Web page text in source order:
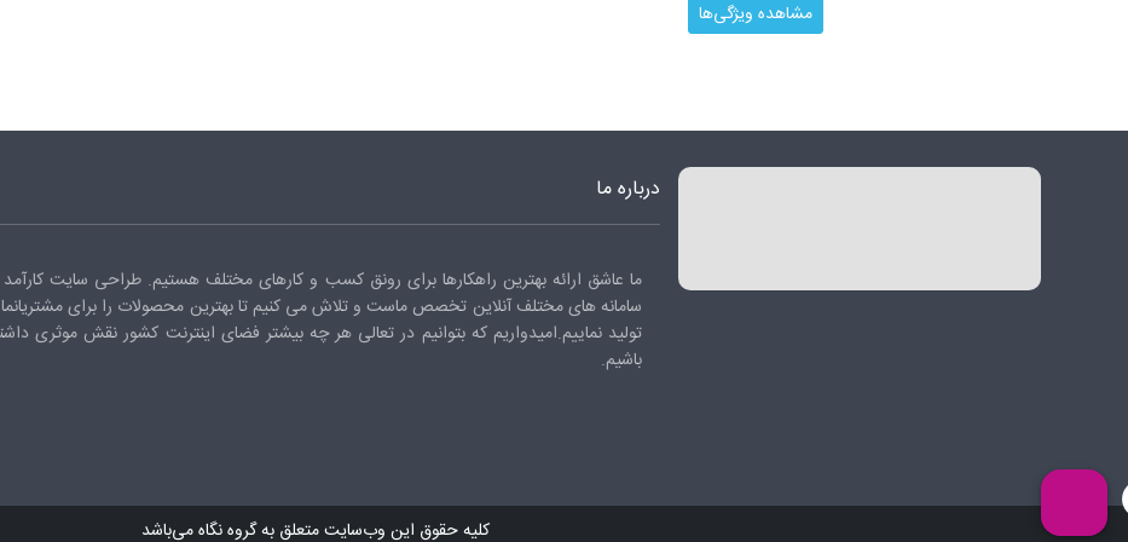
مشاهده ویژگی‌ها
درباره ما
ما عاشق ارائه بهترین راهکارها برای رونق کسب و کارهای مختلف هستیم. طراحی سایت
سامانه های مختلف آنلاین تخصص ماست و تلاش می کنیم تا بهترین محصولات را برای
تولید نماییم.امیدواریم که بتوانیم در تعالی هر چه بیشتر فضای اینترنت کشور نقش موثری
باشیم.
کلیه حقوق این وب‌سایت متعلق به گروه نگاه می‌باشد